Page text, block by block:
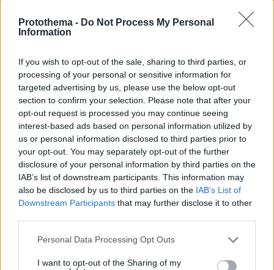
Protothema - Do Not Process My Personal
Information
If you wish to opt-out of the sale, sharing to third parties, or
processing of your personal or sensitive information for
targeted advertising by us, please use the below opt-out
section to confirm your selection. Please note that after your
opt-out request is processed you may continue seeing
interest-based ads based on personal information utilized by
us or personal information disclosed to third parties prior to
your opt-out. You may separately opt-out of the further
disclosure of your personal information by third parties on the
IAB’s list of downstream participants. This information may
also be disclosed by us to third parties on the IAB’s List of
Downstream Participants that may further disclose it to other
Please note that this website/app uses one or more Google
not limited to your visit or usage behaviour. You may click to
Personal Data Processing Opt Outs
I want to opt-out of the Sharing of my
Το μέλλον της τεχνολογίας
27.07.2026, 06:00
Η Smart φοιτητική κατοικία στην καρδιά της Αθήνας
03.08.2026, 10:56
σε Bάζει στην Aγορά Eργασίας